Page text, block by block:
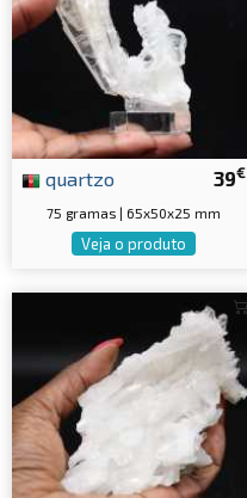
39€
quartzo
75 gramas | 65x50x25 mm
Veja o produto